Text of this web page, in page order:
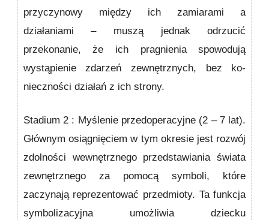
przyczynowy między ich zamiarami a
działaniami – muszą jednak odrzucić
przekonanie, że ich pragnienia spowodują
wystąpienie zdarzeń zewnętrznych, bez ko­
nieczności działań z ich strony.
Stadium 2 : Myślenie przedoperacyjne (2 – 7 lat).
Głównym osiągnięciem w tym okresie jest rozwój
zdolności wewnęt­rznego przedstawiania świata
zewnętrznego za pomocą symboli, które
zaczynają reprezentować przedmioty. Ta funkcja
symbolizacyjna umożliwia dziecku